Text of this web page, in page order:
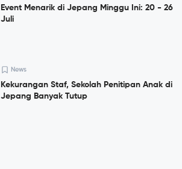
Event Menarik di Jepang Minggu Ini: 20 - 26
Juli
News
Kekurangan Staf, Sekolah Penitipan Anak di
Jepang Banyak Tutup